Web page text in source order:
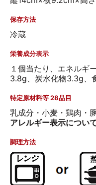
保存方法
冷蔵
栄養成分表示
１個当たり、エネルギ
3.8g、炭水化物3.3g、
特定原材料等 28品目
乳成分・小麦・鶏肉・
アレルギー表示につい
調理方法